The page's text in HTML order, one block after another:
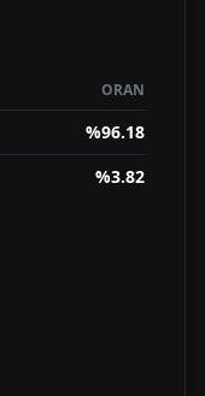
ORAN
%96.18
%3.82